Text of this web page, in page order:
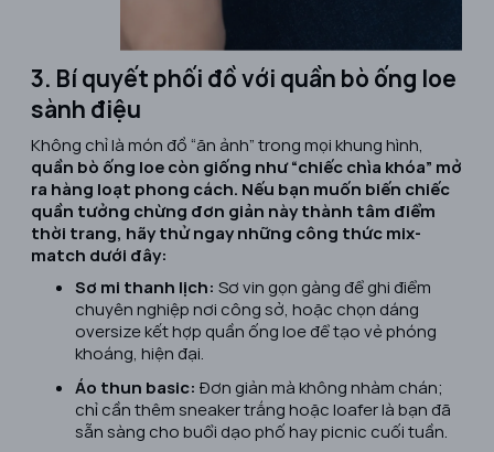
3. Bí quyết phối đồ với quần bò ống loe
sành điệu
Không chỉ là món đồ “ăn ảnh” trong mọi khung hình,
quần bò ống loe còn giống như “chiếc chìa khóa” mở
ra hàng loạt phong cách. Nếu bạn muốn biến chiếc
quần tưởng chừng đơn giản này thành tâm điểm
thời trang, hãy thử ngay những công thức mix-
match dưới đây:
Sơ mi thanh lịch: Sơ vin gọn gàng để ghi điểm
chuyên nghiệp nơi công sở, hoặc chọn dáng
oversize kết hợp quần ống loe để tạo vẻ phóng
khoáng, hiện đại.
Áo thun basic: Đơn giản mà không nhàm chán;
chỉ cần thêm sneaker trắng hoặc loafer là bạn đã
sẵn sàng cho buổi dạo phố hay picnic cuối tuần.